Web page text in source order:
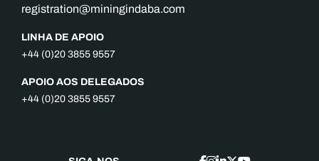
registration@miningindaba.com
LINHA DE APOIO
+44 (0)20 3855 9557
APOIO AOS DELEGADOS
+44 (0)20 3855 9557